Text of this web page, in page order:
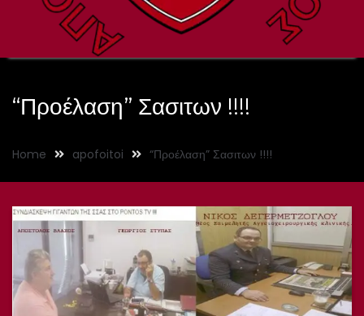
“Προέλαση” Σασιτων !!!!
Home apofoitoi “Προέλαση” Σασιτων !!!!